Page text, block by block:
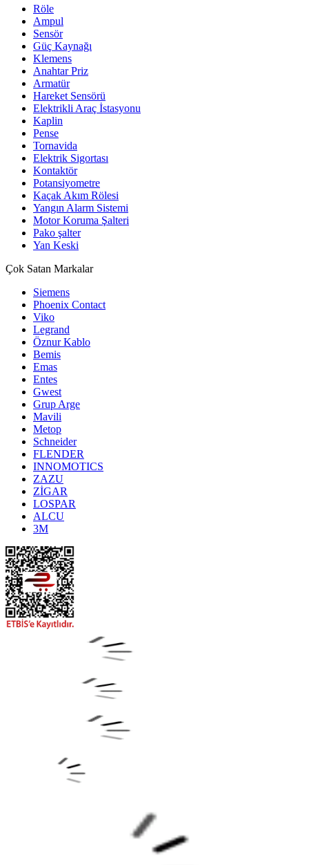
Röle
Ampul
Sensör
Güç Kaynağı
Klemens
Anahtar Priz
Armatür
Hareket Sensörü
Elektrikli Araç İstasyonu
Kaplin
Pense
Tornavida
Elektrik Sigortası
Kontaktör
Potansiyometre
Kaçak Akım Rölesi
Yangın Alarm Sistemi
Motor Koruma Şalteri
Pako şalter
Yan Keski
Çok Satan Markalar
Siemens
Phoenix Contact
Viko
Legrand
Öznur Kablo
Bemis
Emas
Entes
Gwest
Grup Arge
Mavili
Metop
Schneider
FLENDER
INNOMOTICS
ZAZU
ZİGAR
LOSPAR
ALCU
3M